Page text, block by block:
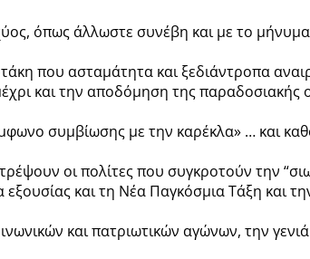
όπως άλλωστε συνέβη και με το
που ασταμάτητα και ξεδιάντροπα
και την αποδόμηση της παραδοσιακής
συμβίωσης με την καρέκλα» … και
οι πολίτες που συγκροτούν την
και τη Νέα Παγκόσμια Τάξη και
και πατριωτικών αγώνων, την